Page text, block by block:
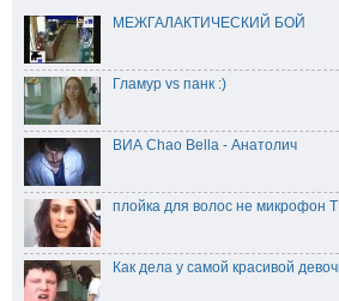
МЕЖГАЛАКТИЧЕСКИЙ БОЙ
Гламур vs панк :)
ВИА Chao Bella - Анатолич
плойка для волос не микрофон
Как дела у самой красивой